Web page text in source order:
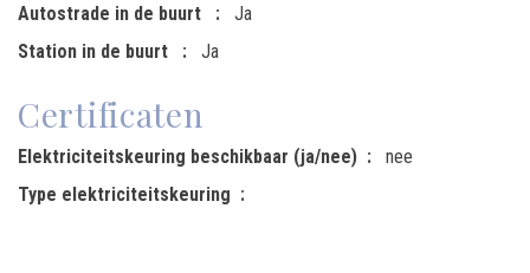
Autostrade in de buurt
Ja
Station in de buurt
Ja
Certificaten
Elektriciteitskeuring beschikbaar (ja/nee)
nee
Type elektriciteitskeuring